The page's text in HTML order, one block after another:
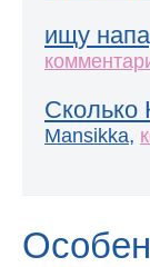
ищу
Сколько
Mansikka,